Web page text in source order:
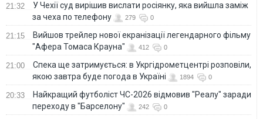
21:32
У Чехії суд вирішив вислати росіянку, яка вийшла заміж
за чеха по телефону
279 0
21:15
Вийшов трейлер нової екранізації легендарного фільму
"Афера Томаса Крауна"
412 0
21:00
Спека ще затримується: в Укргідрометцентрі розповіли,
якою завтра буде погода в Україні
1894 0
20:33
Найкращий футболіст ЧС-2026 відмовив "Реалу" заради
переходу в "Барселону"
242 0